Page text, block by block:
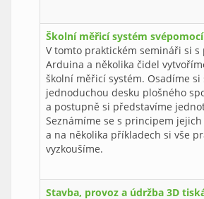
Školní měřicí systém
V tomto praktickém semináři si s
Arduina a několika čidel
školní měřicí systém. Osadíme si
jednoduchou desku plošného
a postupně si představíme
Seznámíme se s principem
a na několika příkladech si vše
vyzkoušíme.
Stavba, provoz a údržba 3D